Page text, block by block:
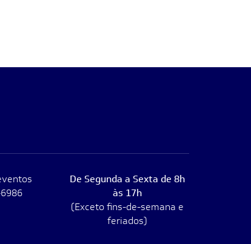
De Segunda a Sexta de 8h
às 17h
(Exceto fins-de-semana e
feriados)